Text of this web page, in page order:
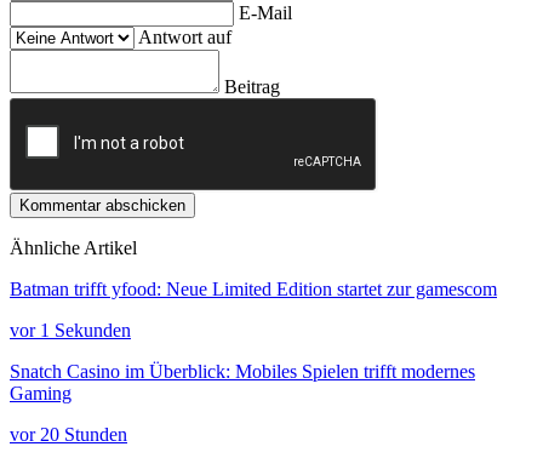
E-Mail
Antwort auf
Beitrag
Kommentar abschicken
Ähnliche Artikel
Batman trifft yfood: Neue Limited Edition startet zur gamescom
vor 1 Sekunden
Snatch Casino im Überblick: Mobiles Spielen trifft modernes
Gaming
vor 20 Stunden